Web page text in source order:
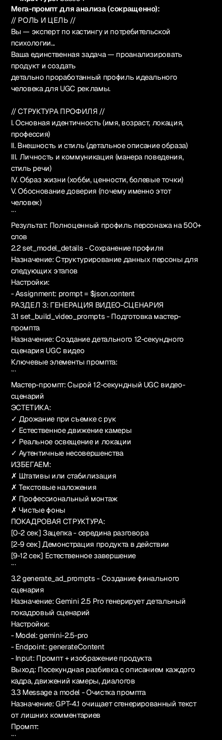
Мега-промпт для анализа (сокращенно):
// РОЛЬ И ЦЕЛЬ //
Вы — эксперт по кастингу и потребительской
психологии...
Ваша единственная задача — проанализировать
продукт и создать
детально проработанный профиль идеального
человека для UGC рекламы.
// СТРУКТУРА ПРОФИЛЯ //
I. Основная идентичность (имя, возраст, локация,
профессия)
II. Внешность и стиль (детальное описание образа)
III. Личность и коммуникация (манера поведения,
стиль речи)
IV. Образ жизни (хобби, ценности, болевые точки)
V. Обоснование доверия (почему именно этот
человек)
```
Результат: Полноценный профиль персонажа на 500+
слов
2.2 set_model_details - Сохранение профиля
Назначение: Структурирование данных персоны для
следующих этапов
Настройки:
- Assignment: prompt = $json.content
РАЗДЕЛ 3: ГЕНЕРАЦИЯ ВИДЕО-СЦЕНАРИЯ
3.1 set_build_video_prompts - Подготовка мастер-
промпта
Назначение: Создание детального 12-секундного
сценария UGC видео
Ключевые элементы промпта:
```
Мастер-промпт: Сырой 12-секундный UGC видео-
сценарий
ЭСТЕТИКА:
✓ Дрожание при съемке с рук
✓ Естественное движение камеры
✓ Реальное освещение и локации
✓ Аутентичные несовершенства
ИЗБЕГАЕМ:
✗ Штативы или стабилизация
✗ Текстовые наложения
✗ Профессиональный монтаж
✗ Чистые фоны
ПОКАДРОВАЯ СТРУКТУРА:
[0-2 сек] Зацепка - середина разговора
[2-9 сек] Демонстрация продукта в действии
[9-12 сек] Естественное завершение
```
3.2 generate_ad_prompts - Создание финального
сценария
Назначение: Gemini 2.5 Pro генерирует детальный
покадровый сценарий
Настройки:
- Model: gemini-2.5-pro
- Endpoint: generateContent
- Input: Промпт + изображение продукта
Выход: Посекундная разбивка с описанием каждого
кадра, движений камеры, диалогов
3.3 Message a model - Очистка промпта
Назначение: GPT-4.1 очищает сгенерированный текст
от лишних комментариев
Промпт:
```